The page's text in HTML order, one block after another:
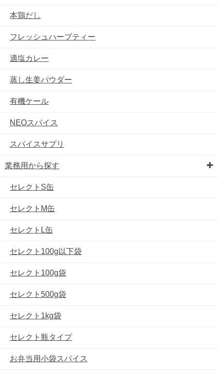
本鶏だし
フレッシュハーブティー
適塩カレー
蒸し生姜パウダー
有機ケール
NEOスパイス
スパイスサプリ
業務用から探す
セレクトS缶
セレクトM缶
セレクトL缶
セレクト100g以下袋
セレクト100g袋
セレクト500g袋
セレクト1kg袋
セレクト瓶タイプ
お弁当用小袋スパイス